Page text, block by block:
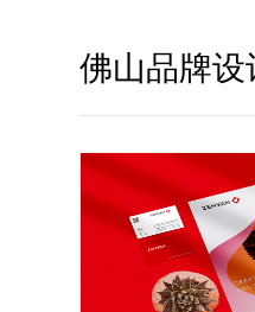
佛山品牌设